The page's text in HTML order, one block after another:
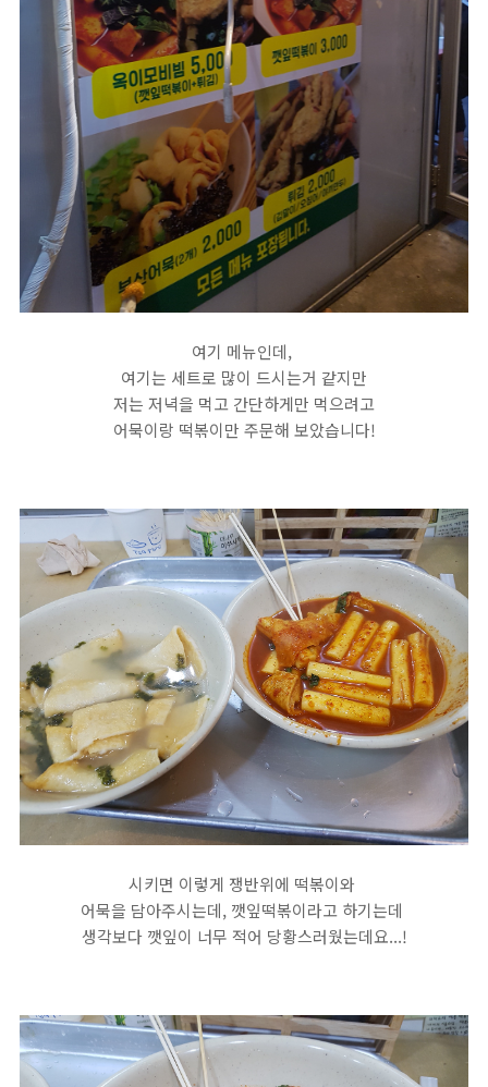
여기 메뉴인데,
여기는 세트로 많이 드시는거 같지만
저는 저녁을 먹고 간단하게만 먹으려고
어묵이랑 떡볶이만 주문해 보았습니다!
시키면 이렇게 쟁반위에 떡볶이와
어묵을 담아주시는데, 깻잎떡볶이라고 하기는데
생각보다 깻잎이 너무 적어 당황스러웠는데요...!